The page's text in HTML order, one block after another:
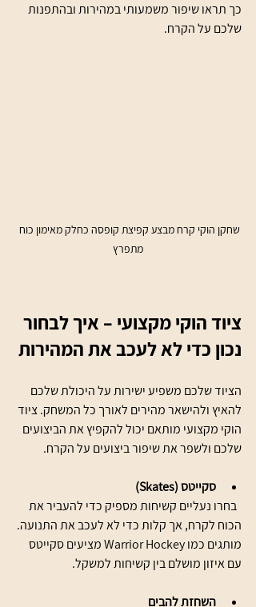
כך תראו שיפור משמעותי במהירות ובהתפנות
שלכם על הקרח.
שחקן הוקי קרח מבצע קפיצת קופסה כחלק מאימון כוח
מתפרץ
ציוד הוקי מקצועי – איך לבחור
נכון כדי לא לעכב את המהירות
הציוד שלכם משפיע ישירות על היכולת שלכם
להאיץ ולהישאר מהירים לאורך כל המשחק. ציוד
הוקי מקצועי מותאם יכול להקפיץ את הביצועים
שלכם ולשפר את שיפור ביצועים על הקרח.
סקייטס (Skates)
  בחרו נעליים קשיחות מספיק כדי להעביר את
הכוח לקרח, אך קלות כדי לא לעכב את התנועה.
מותגים כמו Warrior Hockey מציעים סקייטס
עם איזון מושלם בין קשיחות למשקל.
השחזת להבים